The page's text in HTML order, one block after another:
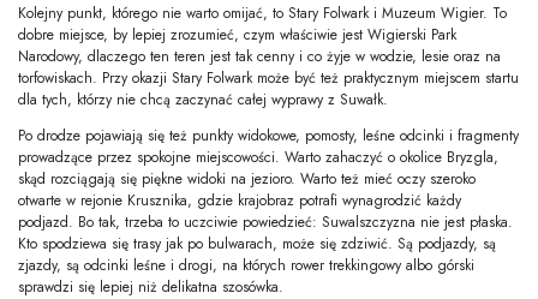
Kolejny punkt, którego nie warto omijać, to Stary Folwark i Muzeum Wigier. To
dobre miejsce, by lepiej zrozumieć, czym właściwie jest Wigierski Park
Narodowy, dlaczego ten teren jest tak cenny i co żyje w wodzie, lesie oraz na
torfowiskach. Przy okazji Stary Folwark może być też praktycznym miejscem startu
dla tych, którzy nie chcą zaczynać całej wyprawy z Suwałk.
Po drodze pojawiają się też punkty widokowe, pomosty, leśne odcinki i fragmenty
prowadzące przez spokojne miejscowości. Warto zahaczyć o okolice Bryzgla,
skąd rozciągają się piękne widoki na jezioro. Warto też mieć oczy szeroko
otwarte w rejonie Krusznika, gdzie krajobraz potrafi wynagrodzić każdy
podjazd. Bo tak, trzeba to uczciwie powiedzieć: Suwalszczyzna nie jest płaska.
Kto spodziewa się trasy jak po bulwarach, może się zdziwić. Są podjazdy, są
zjazdy, są odcinki leśne i drogi, na których rower trekkingowy albo górski
sprawdzi się lepiej niż delikatna szosówka.